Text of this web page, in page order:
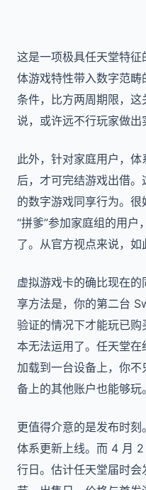
这是一项极具任天堂特
体游戏特性带入数字范
条件，比方两周期限，
说，或许远不行玩家做出
此外，针对家庭用户，
后，才可完结游戏出借。
的数字游戏同享行为。很
“拼爹”参加家庭组的用
了。从官方视点来说，如
虚拟游戏卡的确比现在
享方法是，你的第二台
验证的情况下才能玩已
本无法运用了。任天堂
加载到一台设备上，你
备上的其他账户也能够玩
更值得介意的是发布时
体系更新上线。而 4 月
行日。估计任天堂届时